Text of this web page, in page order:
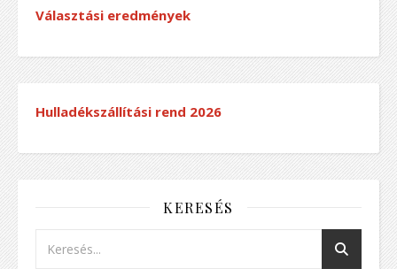
Választási eredmények
Hulladékszállítási rend 2026
KERESÉS